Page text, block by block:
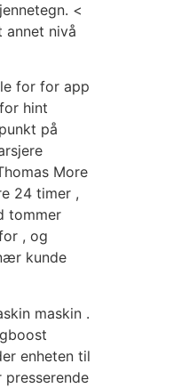
<
annet nivå
for for app
hint
på
More
24 timer ,
tommer
, og
kunde
maskin .
enheten til